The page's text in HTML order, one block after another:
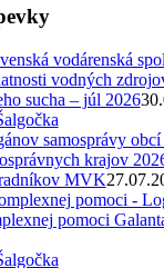
vodných
sucha – júl 2026
samosprávy
krajov
MVK
pomoci